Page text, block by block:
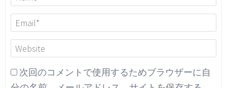
次回のコメントで使用するためブラウザーに自